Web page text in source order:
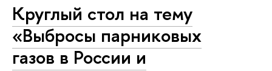
Круглый стол на тему
«Выбросы парниковых
газов в России и